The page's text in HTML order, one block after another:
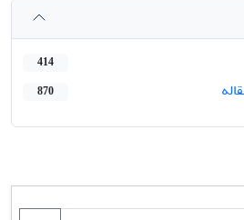
414
870